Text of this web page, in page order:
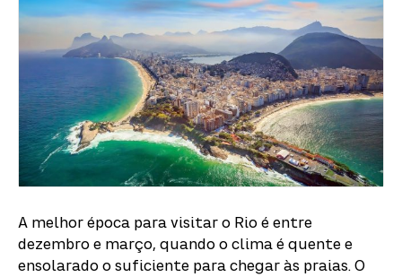
A melhor época para visitar o Rio é entre
dezembro e março, quando o clima é quente e
ensolarado o suficiente para chegar às praias. O